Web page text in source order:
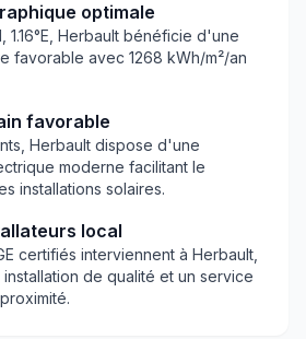
optimale
1.16°E, Herbault bénéficie d'une
favorable avec 1268 kWh/m²/an
favorable
Herbault dispose d'une
moderne facilitant le
installations solaires.
local
certifiés interviennent à Herbault
installation de qualité et un service